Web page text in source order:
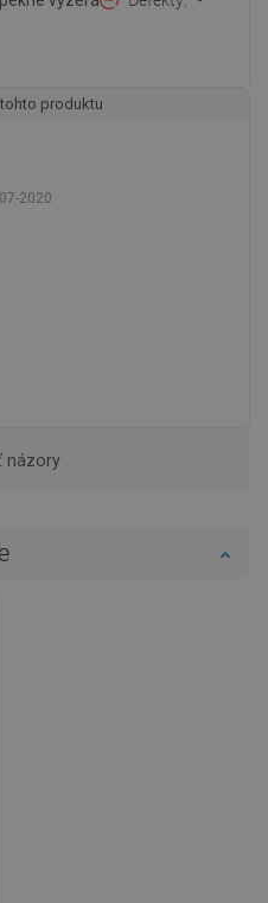
produktu
2020
názory